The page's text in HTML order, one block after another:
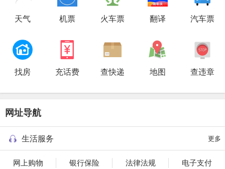
天气 机票 火车票 翻译 汽车票
找房 充话费 查快递 地图 查违章
网址导航
生活服务 更多
网上购物 银行保险 法律法规 电子支付